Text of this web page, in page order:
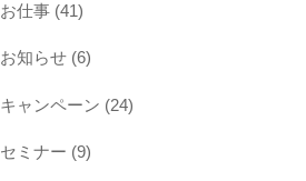
お仕事 (41)
お知らせ (6)
キャンペーン (24)
セミナー (9)